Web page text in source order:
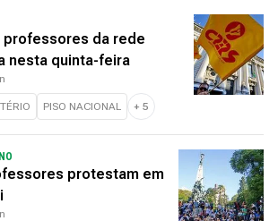
professores da rede
nesta quinta-feira
PISO NACIONAL + 5
protestam em